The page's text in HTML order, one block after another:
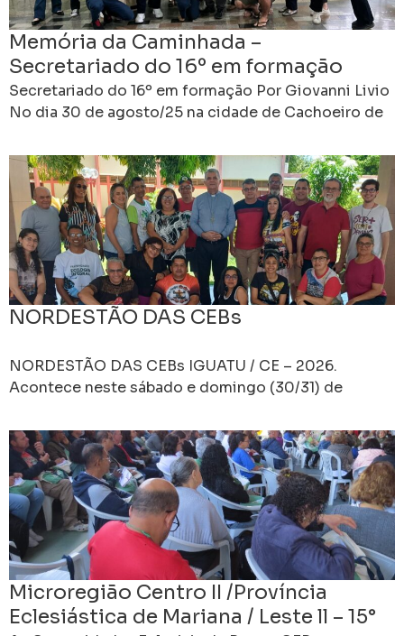
Memória da Caminhada –
Secretariado do 16º em formação
Secretariado do 16º em formação Por Giovanni Livio
No dia 30 de agosto/25 na cidade de Cachoeiro de
NORDESTÃO DAS CEBs
NORDESTÃO DAS CEBs IGUATU / CE – 2026.
Acontece neste sábado e domingo (30/31) de
Microregião Centro II /Província
Eclesiástica de Mariana / Leste ll – 15°